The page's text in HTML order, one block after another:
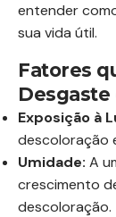
entender
sua vida útil.
Fatores
Desgaste
Exposição à
descoloração
Umidade: A
crescimento
descoloração.